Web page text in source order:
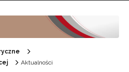
Aktualności